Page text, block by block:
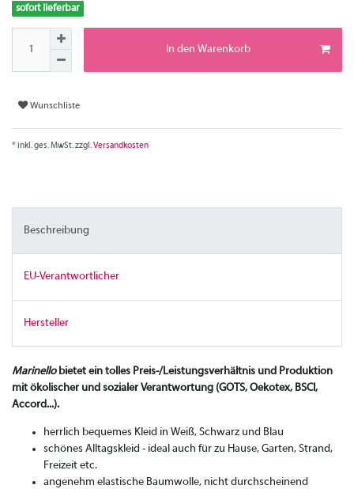
sofort lieferbar
In den Warenkorb
Wunschliste
* inkl. ges. MwSt. zzgl.Versandkosten
Beschreibung
EU-Verantwortlicher
Hersteller
Marinellobietet ein tolles Preis-/Leistungsverhältnis und Produktion
mit ökolischer und sozialer Verantwortung (GOTS, Oekotex, BSCI,
Accord...).
herrlich bequemes Kleid in Weiß, Schwarz und Blau
schönes Alltagskleid - ideal auch für zu Hause, Garten, Strand,
Freizeit etc.
angenehm elastische Baumwolle, nicht durchscheinend